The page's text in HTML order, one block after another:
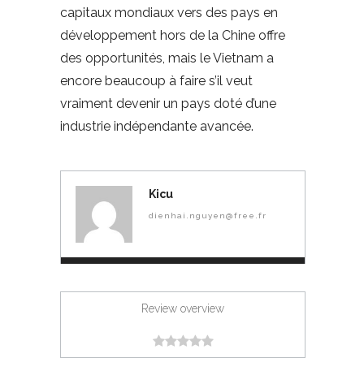
capitaux mondiaux vers des pays en
développement hors de la Chine offre
des opportunités, mais le Vietnam a
encore beaucoup à faire s’il veut
vraiment devenir un pays doté d’une
industrie indépendante avancée.
Kicu
dienhai.nguyen@free.fr
Review overview